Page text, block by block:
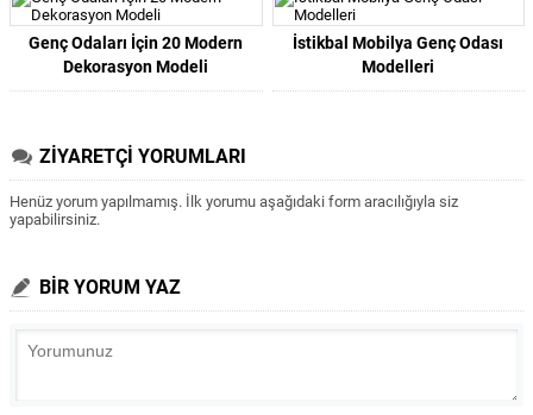
Genç Odaları İçin 20 Modern
Dekorasyon Modeli
İstikbal Mobilya Genç Odası
Modelleri
ZİYARETÇİ YORUMLARI
Henüz yorum yapılmamış. İlk yorumu aşağıdaki form aracılığıyla siz
yapabilirsiniz.
BİR YORUM YAZ